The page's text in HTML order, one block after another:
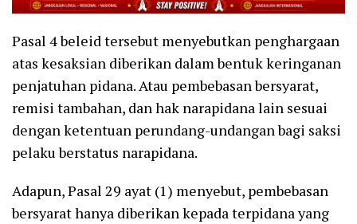
Pasal 4 beleid tersebut menyebutkan penghargaan
atas kesaksian diberikan dalam bentuk keringanan
penjatuhan pidana. Atau pembebasan bersyarat,
remisi tambahan, dan hak narapidana lain sesuai
dengan ketentuan perundang-undangan bagi saksi
pelaku berstatus narapidana.
Adapun, Pasal 29 ayat (1) menyebut, pembebasan
bersyarat hanya diberikan kepada terpidana yang